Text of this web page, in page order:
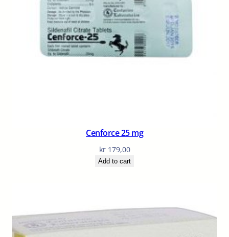
Cenforce 25 mg
kr179,00
Add to cart